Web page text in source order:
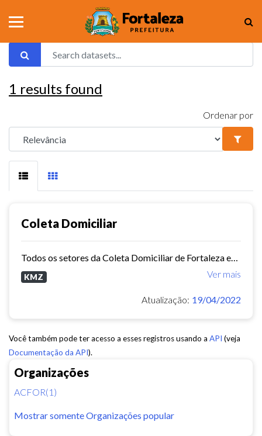
Organizações
ACFOR(1)
Mostrar somente Organizações popular
1 results found
Ordenar por
Coleta Domiciliar
Ver mais
KMZ
Atualização: 19/04/2022
Você também pode ter acesso a esses registros usando a API (veja
Documentação da API).